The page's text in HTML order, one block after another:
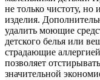
не только чистоту, но
изделия.
удалить моющие
детского белья или
страдающие
позволяет
значительной